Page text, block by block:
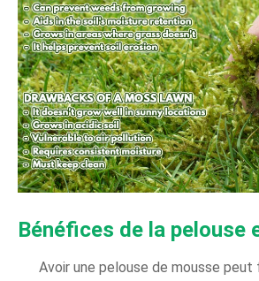
Bénéfices de la pelouse
Avoir une pelouse de mousse peut